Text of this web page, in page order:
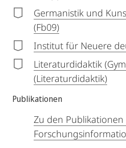
Germanistik und
(Fb09)
Institut für Neuere
Literaturdidaktik
(Literaturdidaktik)
Publikationen
Zu den Publikationen